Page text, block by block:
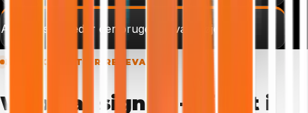
Alle virksomheder der bruger Ai-værktøjer
HVORFOR DET ER RELEVANT
Webinar signup - Ai Act i